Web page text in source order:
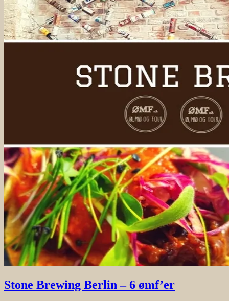
Stone Brewing Berlin – 6 ømf’er